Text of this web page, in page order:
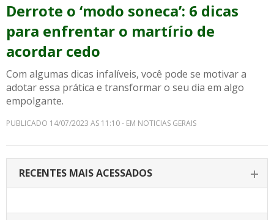
Derrote o ‘modo soneca’: 6 dicas
para enfrentar o martírio de
acordar cedo
Com algumas dicas infalíveis, você pode se motivar a
adotar essa prática e transformar o seu dia em algo
empolgante.
PUBLICADO 14/07/2023 AS 11:10 - EM NOTICIAS GERAIS
RECENTES MAIS ACESSADOS